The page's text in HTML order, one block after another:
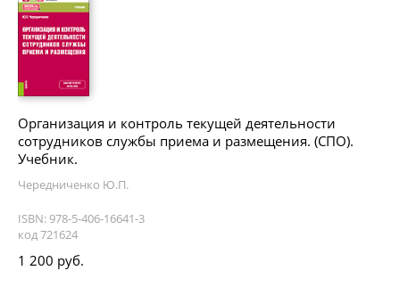
Организация и контроль текущей деятельности
сотрудников службы приема и размещения. (СПО).
Учебник.
Чередниченко Ю.П.
ISBN: 978-5-406-16641-3
код 721624
1 200 руб.